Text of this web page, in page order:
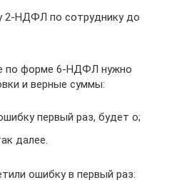
2-НДФЛ по сотруднику до
по форме 6-НДФЛ нужно
и верные суммы:
первый раз, будет о;
далее.
ошибку в первый раз: